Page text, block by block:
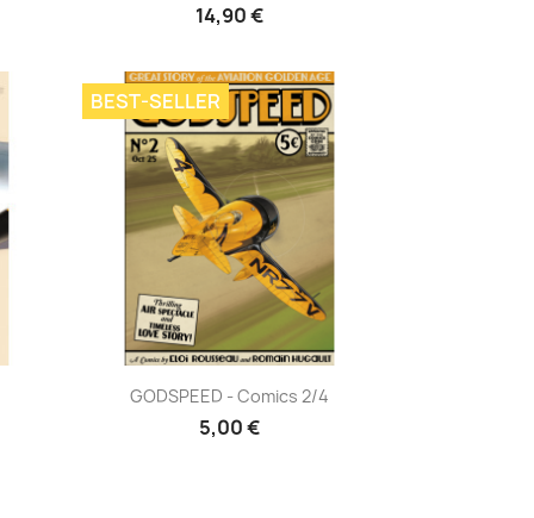
14,90 €
Aperçu rapide
GODSPEED - Comics 2/4
5,00 €
BEST-SELLER